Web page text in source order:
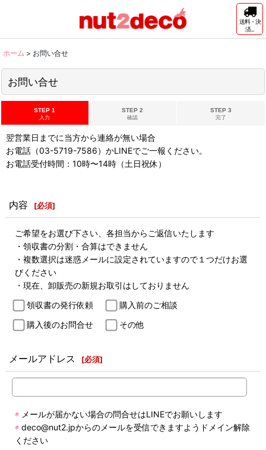
送料・決
済...
ホーム > お問い合せ
お問い合せ
STEP 1
入力
STEP 2
確認
STEP 3
完了
翌営業日までに当方から連絡が無い場合
お電話（03-5719-7586）かLINEでご一報ください。
お電話受付時間：10時〜14時（土日祝休）
内容 [必須]
ご希望をお選び下さい、各担当からご返信いたします
・領収書の分割・合算はできません
・複数選択は迷惑メールに設定されていますので１つだけお選
びください
・現在、卸販売の新規お取引はしておりません
領収書の発行依頼
購入前のご相談
購入後のお問合せ
その他
メールアドレス [必須]
◉ メールが届かない場合の問合せはLINEでお願いします
◉ deco@nut2.jpからのメールを受信できますようドメイン解除
ください